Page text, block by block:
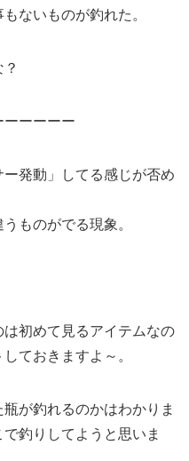
ないものが釣れた。
ーーーーー
発動」してる感じが否め
ものがでる現象。
初めて見るアイテムなの
ておきますよ～。
が釣れるのかはわかりま
釣りしてようと思いま